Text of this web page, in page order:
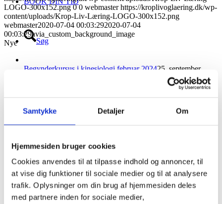
Samtykke Detaljer Om
Hjemmesiden bruger cookies
Cookies anvendes til at tilpasse indhold og annoncer, til
at vise dig funktioner til sociale medier og til at analysere
trafik. Oplysninger om din brug af hjemmesiden deles
med partnere inden for sociale medier,
Søg
Link to Pinterest
LOGO-300x152.png 0 0 webmaster https://kroplivoglaering.dk/wp-
content/uploads/Krop-Liv-Læring-LOGO-300x152.png
webmaster2020-07-04 00:03:292020-07-04
00:03:29avia_custom_background_image
Nye
Begynderkursus i kinesiologi februar 202425. september
Indlæring og kinesiologi19. april 2022 - 11:13
Populære
Kinesiolog Hanne Freil14. februar 2020 - 3:50
Stressfrigørelse med Kinesiologi 17. februar 2020 - 3:40